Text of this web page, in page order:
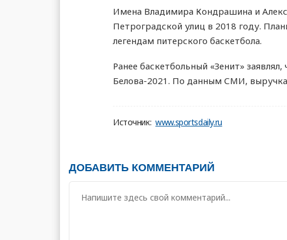
Имена Владимира Кондрашина и
Петроградской улиц в 2018 году.
легендам питерского баскетбола.
Ранее баскетбольный «Зенит»
Белова-2021. По данным СМИ, выручка
Источник: www.sportsdaily.ru
ДОБАВИТЬ КОММЕНТАРИЙ